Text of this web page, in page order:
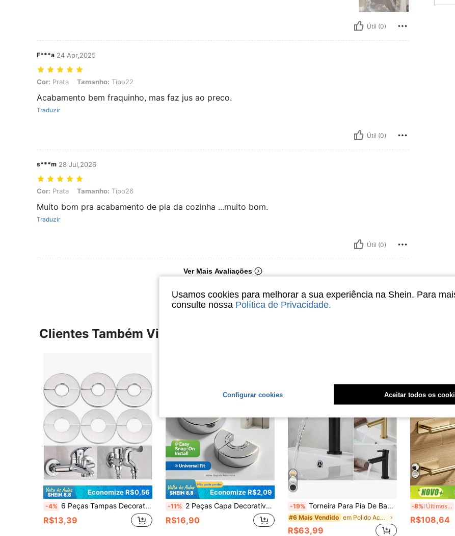
Útil (0)
F***a 24 Apr,2025
Cor: Prata, Tamanho: Tipo22
Cor: Prata Tamanho: Tipo22
Acabamento bem fraquinho, mas faz jus ao preco.
Traduzir
Útil (0)
s***m 28 Jul,2026
Cor: Prata, Tamanho: Tipo26
Cor: Prata Tamanho: Tipo26
Muito bom pra acabamento de pia da cozinha ...muito bom.
Traduzir
Útil (0)
Ver Mais Avaliações
Clientes Também Visitaram
Economize R$0,56
-4% 6 Peças Tampas Decorativas de Torneira de Aço Inoxidável - Versáteis para Furos de Ar Condicionado, Tubulações de Aquecedor de Gás e Água, Acessórios de Banheiro, Ferramentas de Banheiro
R$13,39
Economize R$2,09
-11% 2 Peças Capa Decorativa de Tubo de Água Dividida de 20mm, Capa Decorativa de Torneira Elevada, Flange Dividida Montada na Parede, Capa de Tubo de Água Montada na Parede Ajustável, Placa de Capa de Tubo de Chuveiro
R$16,90
-19% Torneira Para Pia De Banheiro Em Aço Inoxidável Com Acabamento Cromado Torneira Para Pia Doméstica
#6 Mais Vendido em Polido Acessórios para banheiro
R$63,99
-8% Últimos 3 dias
R$108,64
Usamos cookies para melhorar a sua experiência na Shein. Para
consulte nossa Política de Privacidade.
Configurar cookies Aceitar todos os